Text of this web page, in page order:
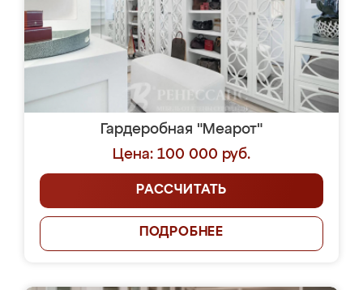
Гардеробная "Меарот"
Цена: 100 000 руб.
РАССЧИТАТЬ
ПОДРОБНЕЕ